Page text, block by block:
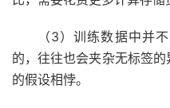
（3）训练数据中并
的，往往也会夹杂无标签
的假设相悖。